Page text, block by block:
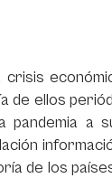
de ellos
a
de los